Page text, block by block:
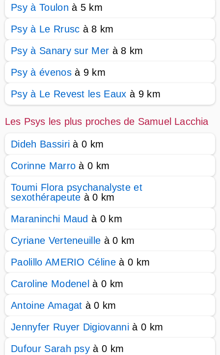
Psy à Toulon à 5 km
Psy à Le Rrusc à 8 km
Psy à Sanary sur Mer à 8 km
Psy à évenosà 9 km
Psy à Le Revest les Eaux à 9 km
Les Psys les plus proches de Samuel Lacchia
Dideh Bassiri à 0 km
Corinne Marro à 0 km
Toumi Flora psychanalyste et
sexothérapeute à 0 km
Maraninchi Maud à 0 km
Cyriane Verteneuille à 0 km
Paolillo AMERIO Céline à 0 km
Caroline Modenel à 0 km
Antoine Amagat à 0 km
Jennyfer Ruyer Digiovanni à 0 km
Dufour Sarah psy à 0 km